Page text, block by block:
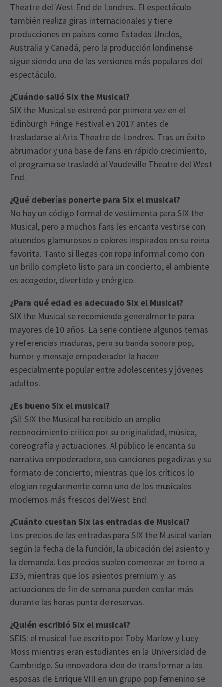
Theatre del West End de Londres. El espectáculo
también realiza giras internacionales y tiene
producciones en países como Estados Unidos,
Australia y Canadá, pero la producción londinense
sigue siendo una de las versiones más populares del
espectáculo.
¿Cuándo salió Six the Musical?
SIX the Musical se estrenó por primera vez en el
Edinburgh Fringe Festival en 2017 antes de
trasladarse al Arts Theatre de Londres. Tras un éxito
abrumador y una base de fans en rápido crecimiento,
el programa se trasladó al Vaudeville Theatre del West
End.
¿Qué deberías ponerte para Six el musical?
No hay un código formal de vestimenta para SIX the
Musical, pero a muchos fans les encanta vestirse con
atuendos glamurosos o colores inspirados en su reina
favorita. Tanto si llegas con ropa informal como con
un brillo completo listo para un concierto, el ambiente
es acogedor, divertido y enérgico.
¿Para qué edad es adecuado Six el Musical?
SIX the Musical se recomienda generalmente para
mayores de 10 años. La serie contiene algunos temas
y referencias maduras, pero su banda sonora pop,
humor y mensaje empoderador la hacen
especialmente popular entre adolescentes y jóvenes
adultos.
¿Es bueno Six el musical?
¡Sí! SIX the Musical ha recibido un amplio
reconocimiento crítico por su originalidad, música,
coreografía y actuaciones. Al público le encanta su
narrativa empoderadora, sus canciones pegadizas y su
formato de concierto, mientras que los críticos lo
elogian regularmente como uno de los musicales
modernos más frescos del West End.
¿Cuánto cuestan Six las entradas de Musical?
Los precios de las entradas para SIX the Musical varían
según la fecha de la función, la ubicación del asiento y
la demanda. Los precios suelen comenzar en torno a
£35, mientras que los asientos premium y las
actuaciones de fin de semana pueden costar más
durante las horas punta de reservas.
¿Quién escribió Six el musical?
SEIS: el musical fue escrito por Toby Marlow y Lucy
Moss mientras eran estudiantes en la Universidad de
Cambridge. Su innovadora idea de transformar a las
esposas de Enrique VIII en un grupo pop femenino se